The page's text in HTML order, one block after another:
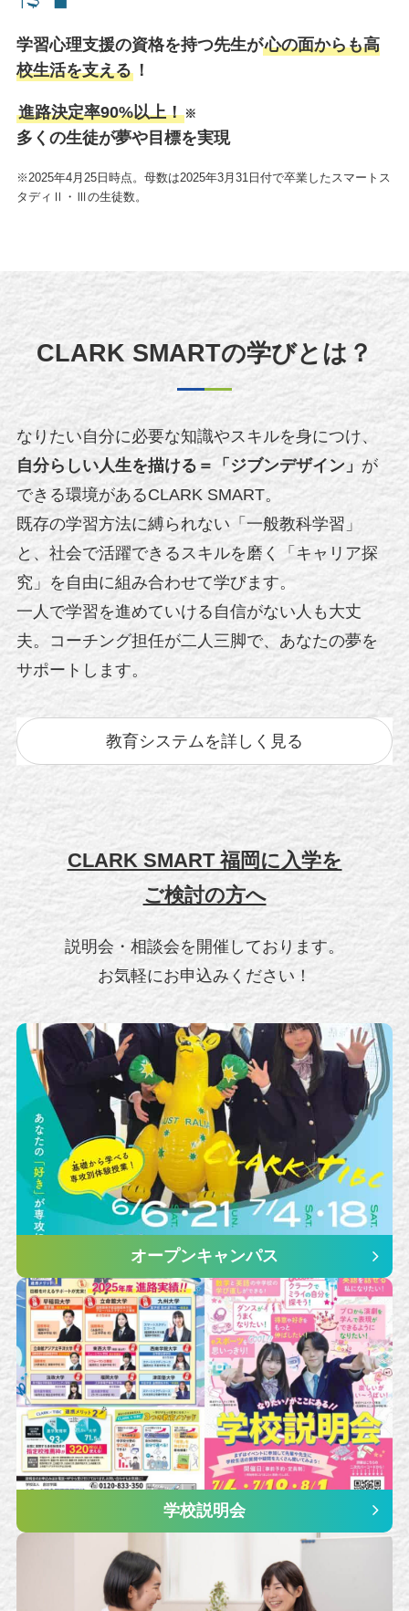
学習心理支援の資格を持つ先生が心の面からも高
校生活を支える！
進路決定率90%以上！※
多くの生徒が夢や目標を実現
※2025年4月25日時点。母数は2025年3月31日付で卒業したスマートス
タディⅡ・Ⅲの生徒数。
CLARK SMARTの学びとは？
なりたい自分に必要な知識やスキルを身につけ、
自分らしい人生を描ける＝「ジブンデザイン」 が
できる環境があるCLARK SMART。
既存の学習方法に縛られない「一般教科学習」
と、社会で活躍できるスキルを磨く「キャリア探
究」を自由に組み合わせて学びます。
一人で学習を進めていける自信がない人も大丈
夫。コーチング担任が二人三脚で、あなたの夢を
サポートします。
教育システムを詳しく見る
CLARK SMART 福岡に入学を
ご検討の方へ
説明会・相談会を開催しております。
お気軽にお申込みください！
オープンキャンパス
学校説明会